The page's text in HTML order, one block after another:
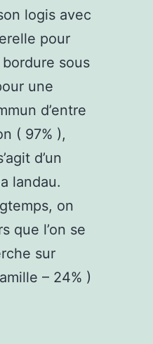
logis avec
pour
sous
une
d’entre
( 97% ),
d’un
landau.
on
que l’on se
sur
– 24% )